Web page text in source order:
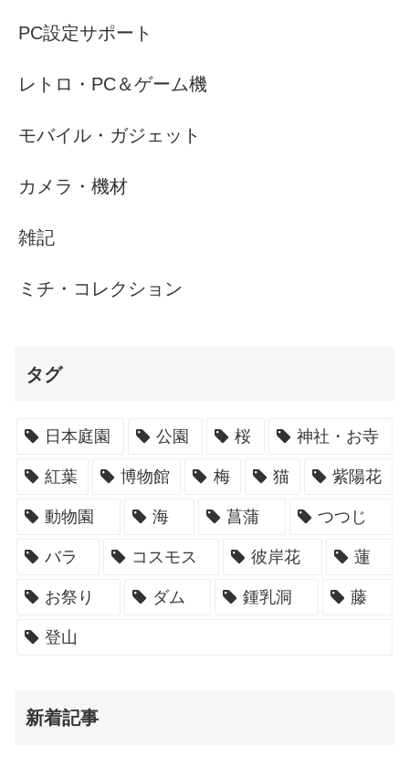
PC設定サポート
レトロ・PC＆ゲーム機
モバイル・ガジェット
カメラ・機材
雑記
ミチ・コレクション
タグ
日本庭園 公園 桜 神社・お寺
紅葉 博物館 梅 猫 紫陽花
動物園 海 菖蒲 つつじ
バラ コスモス 彼岸花 蓮
お祭り ダム 鍾乳洞 藤
登山
新着記事